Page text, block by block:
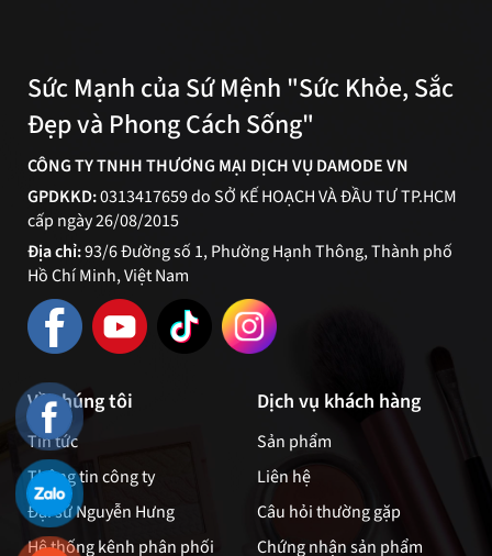
Sức Mạnh của Sứ Mệnh "Sức Khỏe, Sắc
Đẹp và Phong Cách Sống"
CÔNG TY TNHH THƯƠNG MẠI DỊCH VỤ DAMODE VN
GPDKKD:0313417659 do SỞ KẾ HOẠCH VÀ ĐẦU TƯ TP.HCM
cấp ngày 26/08/2015
Địa chỉ:93/6 Đường số 1, Phường Hạnh Thông, Thành phố
Hồ Chí Minh, Việt Nam
Về chúng tôi
Tin tức
Thông tin công ty
Đại sứ Nguyễn Hưng
Hệ thống kênh phân phối
Dịch vụ khách hàng
Sản phẩm
Liên hệ
Câu hỏi thường gặp
Chứng nhận sản phẩm